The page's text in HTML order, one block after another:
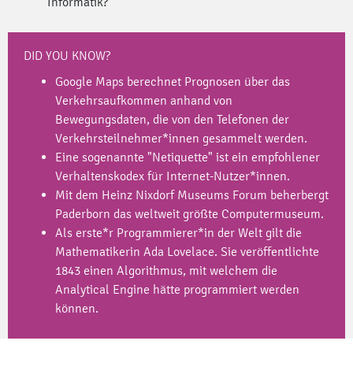
DID YOU KNOW?
Google Maps berechnet Prognosen über das
Verkehrsaufkommen anhand von
Bewegungsdaten, die von den Telefonen der
Verkehrsteilnehmer*innen gesammelt werden.
Eine sogenannte "Netiquette" ist ein empfohlener
Verhaltenskodex für Internet-Nutzer*innen.
Mit dem Heinz Nixdorf Museums Forum beherbergt
Paderborn das weltweit größte Computermuseum.
Als erste*r Programmierer*in der Welt gilt die
Mathematikerin Ada Lovelace. Sie veröffentlichte
1843 einen Algorithmus, mit welchem die
Analytical Engine hätte programmiert werden
können.